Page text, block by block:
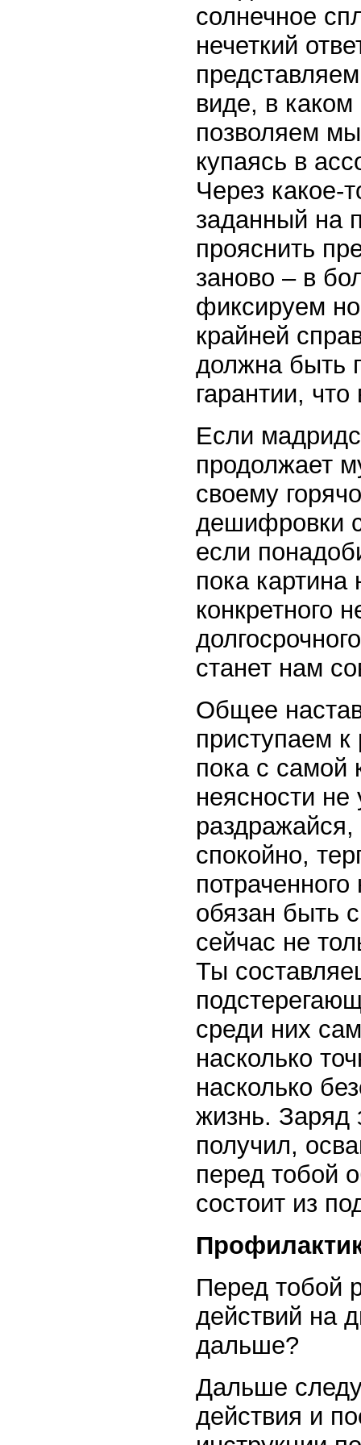
солнечное
нечеткий
виде, в
позволяем
купаясь в
Через какое-
заданный на
прояснить
заново – в
фиксируем
крайней
должна быть
гарантии,
Если
продолжает
своему
дешифровки
если
пока
конкретного
станет нам
Общее
приступаем
пока с самой
неясности
раздражайся,
спокойно,
обязан быть
сейчас не
Ты
среди них
насколько
насколько
жизнь. Заряд
получил,
перед тобой
состоит из
Перед тобой
действий на
дальше?
Дальше
действия и